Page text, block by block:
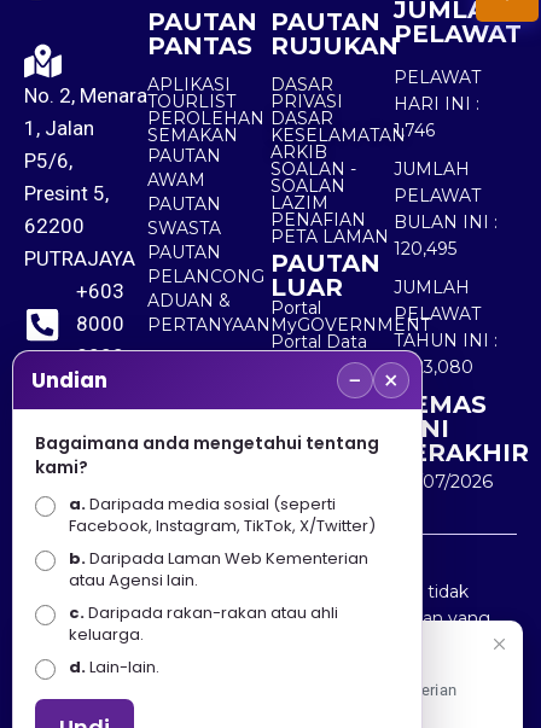
No. 2, Menara
1, Jalan
P5/6,
Presint 5,
62200
PUTRAJAYA
+603
8000
8000
+603
8891
7100
PAUTAN
PANTAS
APLIKASI
TOURLIST
PEROLEHAN
SEMAKAN
PAUTAN
AWAM
PAUTAN
SWASTA
PAUTAN
PELANCONG
ADUAN &
PERTANYAAN
PAUTAN
RUJUKAN
DASAR
PRIVASI
DASAR
KESELAMATAN
ARKIB
SOALAN -
SOALAN
LAZIM
PENAFIAN
PETA LAMAN
PAUTAN
LUAR
Portal
MyGOVERNMENT
Portal Data
Terbuka
Sektor Awam
JUMLAH
PELAWAT
PELAWAT
HARI INI :
1,746
JUMLAH
PELAWAT
BULAN INI :
120,495
JUMLAH
PELAWAT
TAHUN INI :
5,523,080
KEMAS
KINI
TERAKHIR
30/07/2026
Penafian : Kerajaan Malaysia dan Kementerian
Pelancongan Seni dan Budaya (MOTAC) adalah tidak
bertanggungjawab atas kehilangan atau kerugian yang
disebabkan oleh penggunaan mana-mana maklumat
yang diperolehi dari portal ini.
Undian − ×
Bagaimana anda mengetahui tentang
kami?
a.Daripada media sosial (seperti
Facebook, Instagram, TikTok, X/Twitter)
b.Daripada Laman Web Kementerian
atau Agensi lain.
c.Daripada rakan-rakan atau ahli
keluarga.
d.Lain-lain.
Apa Khabar! Selamat datang ke Portal Rasmi Kementerian
Pelancongan, Seni dan Budaya